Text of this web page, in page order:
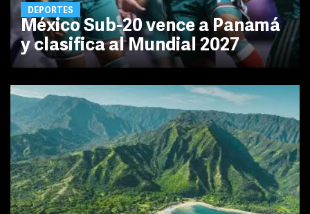
DEPORTES
México Sub-20 vence a Panamá
y clasifica al Mundial 2027